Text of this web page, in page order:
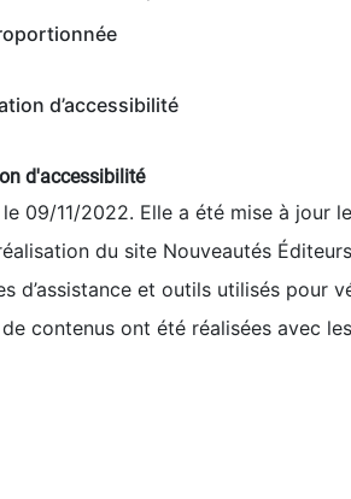
d’accessibilité
d'accessibilité
09/11/2022. Elle a été mise à jour
du site Nouveautés Éditeurs
d’assistance et outils utilisés pour
contenus ont été réalisées avec